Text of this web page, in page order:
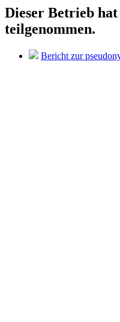
Dieser Betrieb
teilgenommen.
Bericht zur